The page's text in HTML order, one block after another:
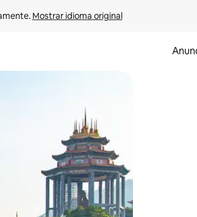
Mostrar idioma original